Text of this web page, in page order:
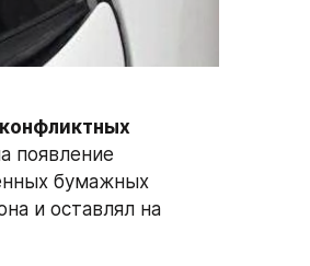
появление
бумажных
и оставлял на